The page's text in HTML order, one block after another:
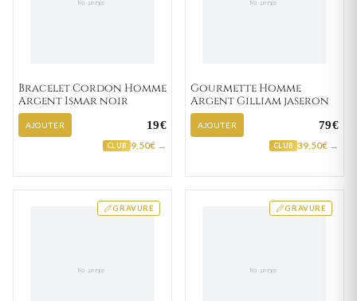
Bracelet Cordon Homme
Argent Ismar noir
AJOUTER 19€
CLUB 9,50€ →
Gourmette Homme
Argent Gilliam jaseron
AJOUTER 79€
CLUB 39,50€ →
GRAVURE GRAVURE